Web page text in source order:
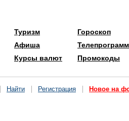
Туризм
Афиша
Курсы валют
Гороскоп
Промокоды
Найти Регистрация Новое на